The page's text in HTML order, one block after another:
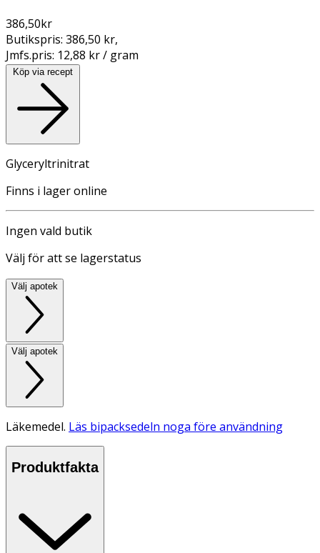
386,50kr
Butikspris: 386,50 kr,
Jmfs.pris: 12,88 kr / gram
Köp via recept
Glyceryltrinitrat
Finns i lager online
Ingen vald butik
Välj för att se lagerstatus
Välj apotek
Välj apotek
Läkemedel. Läs bipacksedeln noga före användning
Produktfakta